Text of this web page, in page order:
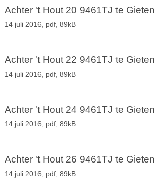
Achter 't Hout 20 9461TJ te Gieten
14 juli 2016, pdf, 89kB
Achter 't Hout 22 9461TJ te Gieten
14 juli 2016, pdf, 89kB
Achter 't Hout 24 9461TJ te Gieten
14 juli 2016, pdf, 89kB
Achter 't Hout 26 9461TJ te Gieten
14 juli 2016, pdf, 89kB